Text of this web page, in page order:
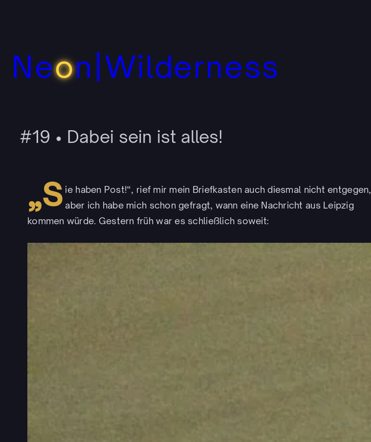
Neon|Wilderness
#19 • Dabei sein ist alles!
„S ie haben Post!“, rief mir mein Briefkasten auch diesmal nicht entgegen,
aber ich habe mich schon gefragt, wann eine Nachricht aus Leipzig
kommen würde. Gestern früh war es schließlich soweit: